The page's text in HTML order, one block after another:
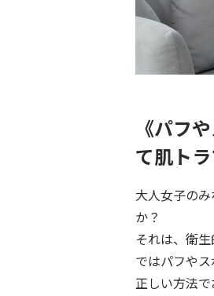
《パフ
て肌ト
大人女子の
か？
それは、衛
ではパフや
正しい方法